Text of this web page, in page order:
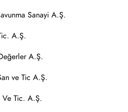
Sanayi A.Ş.
A.Ş.
A.Ş.
ve Tic A.Ş.
Ve Tic. A.Ş.